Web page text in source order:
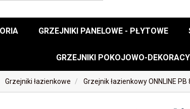
GRZEJNIKI PANELOWE - PŁYTOWE
GRZEJNIKI POKOJOWO-
Grzejniki łazienkowe Grzejnik łazienkowy ONNLINE